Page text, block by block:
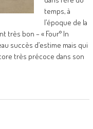
temps, à
l’époque de la
très bon – « Four° In
succès d’estime mais qui
très précoce dans son